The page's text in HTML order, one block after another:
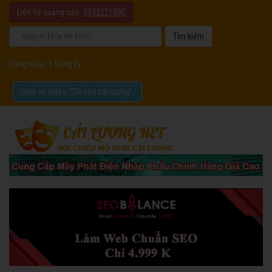
Liên hệ quảng cáo: 0932221090
Đăng nhập Đăng ký
Chia sẻ video "Tôi yêu cải lương".